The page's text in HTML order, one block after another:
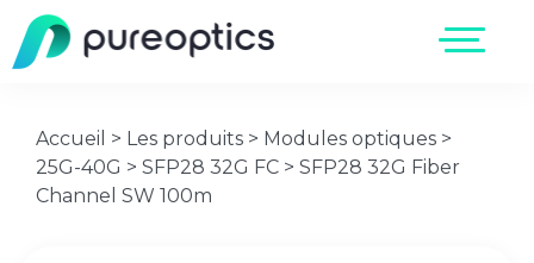
Accueil > Les produits > Modules optiques >
25G-40G > SFP28 32G FC > SFP28 32G Fiber
Channel SW 100m